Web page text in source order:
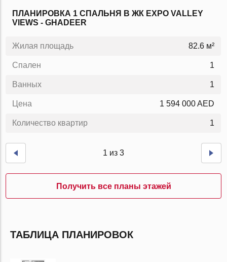
ПЛАНИРОВКА 1 СПАЛЬНЯ В ЖК EXPO VALLEY
VIEWS - GHADEER
Жилая площадь 82.6 м²
Спален 1
Ванных 1
Цена 1 594 000 AED
Количество квартир 1
Получить все планы этажей
1 из 3
ТАБЛИЦА ПЛАНИРОВОК